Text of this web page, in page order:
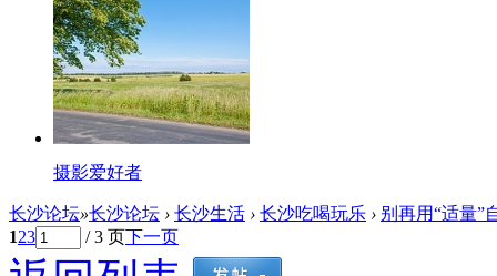
摄影爱好者
长沙论坛»长沙论坛 › 长沙生活 › 长沙吃喝玩乐 › 别再用“适量”
123 / 3 页下一页